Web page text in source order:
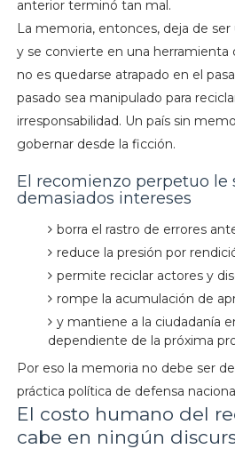
anterior terminó tan mal.
La memoria, entonces, deja de
y se convierte en una herramienta
no es quedarse atrapado en el
pasado sea manipulado para
irresponsabilidad. Un país sin
gobernar desde la ficción.
El recomienzo perpetuo le
demasiados intereses
borra el rastro de errores
reduce la presión por
permite reciclar actores y
rompe la acumulación de
y mantiene a la ciudadanía
dependiente de la próxima
Por eso la memoria no debe ser
práctica política de defensa
El costo humano del
cabe en ningún